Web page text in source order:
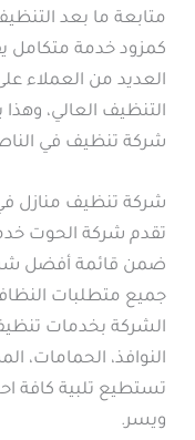
متابعة ما بعد
كمزود خدمة متكامل
العديد من العملاء
التنظيف العالي،
شركة تنظيف في
شركة تنظيف منازل
تقدم شركة الحوت
ضمن قائمة أفضل
جميع متطلبات
الشركة بخدمات
النوافذ، الحمامات،
تستطيع تلبية كافة
ويسر.